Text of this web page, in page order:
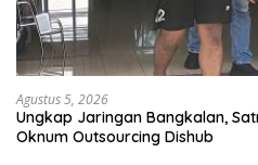
Agustus 5, 2026
Ungkap Jaringan Bangkalan,
Oknum Outsourcing Dishub